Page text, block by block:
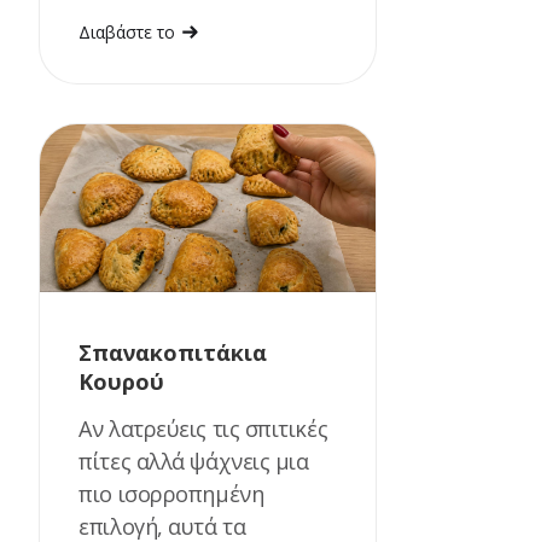
Διαβάστε το
Σπανακοπιτάκια
Κουρού
Αν λατρεύεις τις σπιτικές
πίτες αλλά ψάχνεις μια
πιο ισορροπημένη
επιλογή, αυτά τα